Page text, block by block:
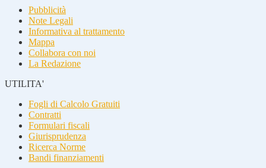
Pubblicità
Note Legali
Informativa al trattamento
Mappa
Collabora con noi
La Redazione
UTILITA'
Fogli di Calcolo Gratuiti
Contratti
Formulari fiscali
Giurisprudenza
Ricerca Norme
Bandi finanziamenti